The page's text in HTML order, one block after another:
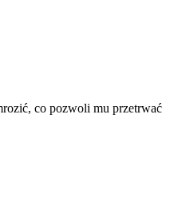
co pozwoli mu przetrwać